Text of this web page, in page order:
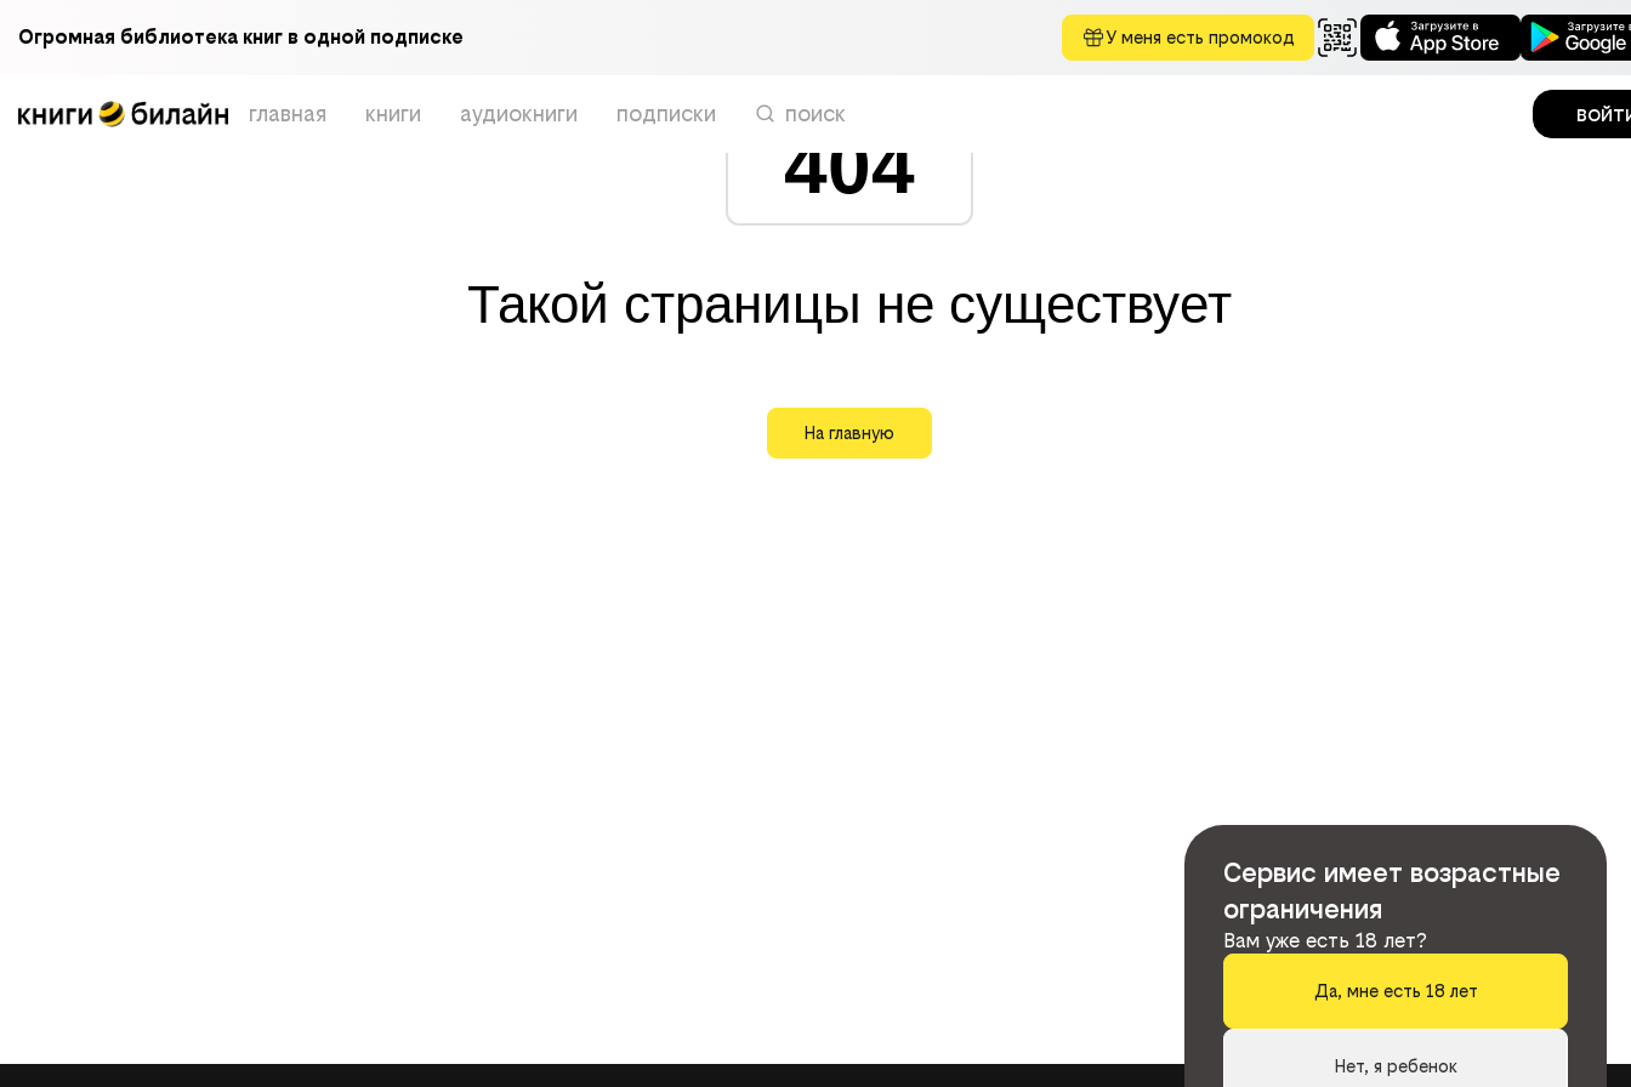
Огромная библиотека книг в одной подписке У меня есть промокод
главная книги аудиокниги подписки поиск
404
Такой страницы не существует
На главную
Сервис имеет возрастные
ограничения
Вам уже есть 18 лет?
Да, мне есть 18 лет
Нет, я ребенок